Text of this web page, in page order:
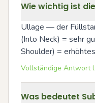
Wie wichtig ist
Ullage — der
(Into Neck) = sehr
Shoulder) =
Vollständige Antwort
Was bedeutet